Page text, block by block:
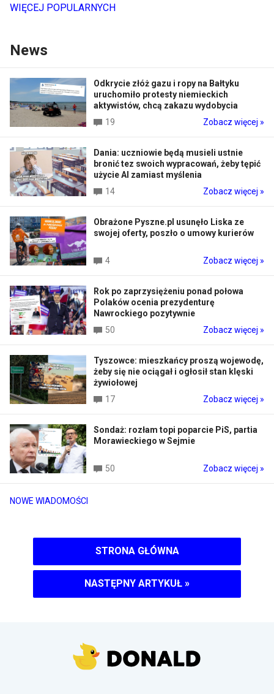
WIĘCEJ POPULARNYCH
News
NOWE WIADOMOŚCI
Odkrycie złóż gazu i ropy na Bałtyku
uruchomiło protesty niemieckich
aktywistów, chcą zakazu wydobycia
19
Zobacz więcej »
Dania: uczniowie będą musieli ustnie
bronić tez swoich wypracowań, żeby tępić
użycie AI zamiast myślenia
14
Zobacz więcej »
Obrażone Pyszne.pl usunęło Liska ze
swojej oferty, poszło o umowy kurierów
4 Zobacz więcej »
Rok po zaprzysiężeniu ponad połowa
Polaków ocenia prezydenturę
Nawrockiego pozytywnie
50
Zobacz więcej »
Tyszowce: mieszkańcy proszą wojewodę,
żeby się nie ociągał i ogłosił stan klęski
żywiołowej
17
Zobacz więcej »
Sondaż: rozłam topi poparcie PiS, partia
Morawieckiego w Sejmie
50 Zobacz więcej »
STRONA GŁÓWNA
NASTĘPNY ARTYKUŁ »